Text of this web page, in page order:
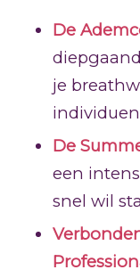
De
je
De
een
snel wil